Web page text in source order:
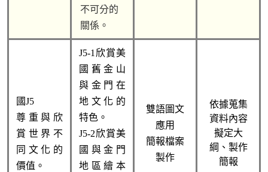
不可分的
關係。
國J5
尊重與欣
賞世界不
同文化的
價值。
J5-1欣賞美
國舊金山
與金門在
地文化的
特色。
J5-2欣賞美
國與金門
地區繪本
雙語圖文
應用
簡報檔案
製作
依據蒐集
資料內容
擬定大
綱、製作
簡報